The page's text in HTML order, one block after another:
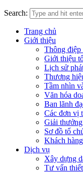
Search:
Trang chủ
Giới thiệu
Thông
Giới thiệu
Lịch sử
Thương
Tầm nhìn
Văn hóa
Ban lãnh
Các đơn vị
Giải
Sơ đồ tổ
Khách hàng
Dịch vụ
Xây dựng
Tư vấn